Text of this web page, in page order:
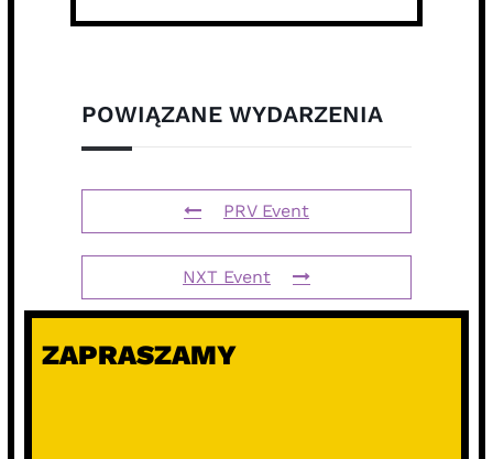
POWIĄZANE WYDARZENIA
PRV Event
NXT Event
ZAPRASZAMY